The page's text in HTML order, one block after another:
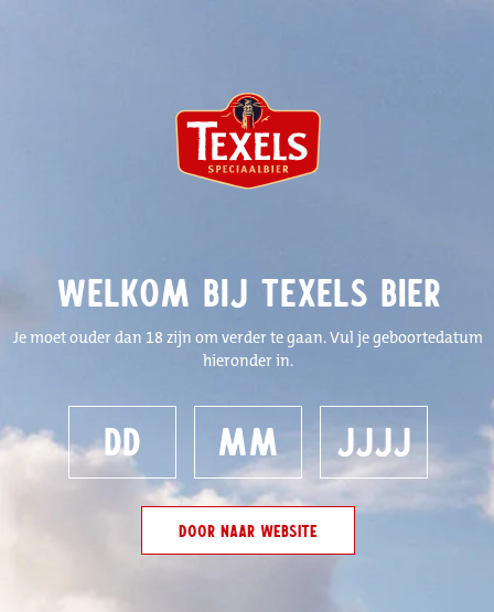
Welkom bij Texels Bier
Je moet ouder dan 18 zijn om verder te gaan. Vul je geboortedatum
hieronder in.
Varkensrollade
FILTER
Varkensrollade
Geen producten gevonden!